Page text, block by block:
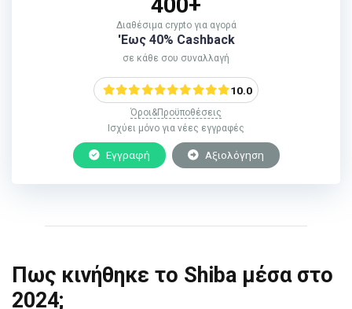
Διαθέσιμα crypto για αγορά
'Εως 40% Cashback
σε κάθε σου συναλλαγή
10.0
Όροι&Προϋποθέσεις
Ισχύει μόνο για νέες εγγραφές
Εγγραφή Αξιολόγηση
Πως κινήθηκε το Shiba μέσα στο
2024;